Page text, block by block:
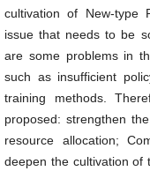
cultivation of New-type
issue that needs to be
are some problems in
such as insufficient
training methods.
proposed: strengthen
resource allocation;
deepen the cultivation of